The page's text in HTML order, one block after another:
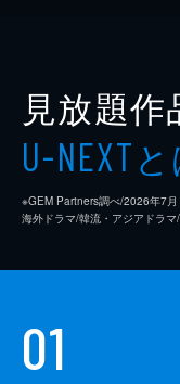
見放題作
U-NEXT
※GEM Partners調べ/2026年7
海外ドラマ/韓流・アジアドラマ
01